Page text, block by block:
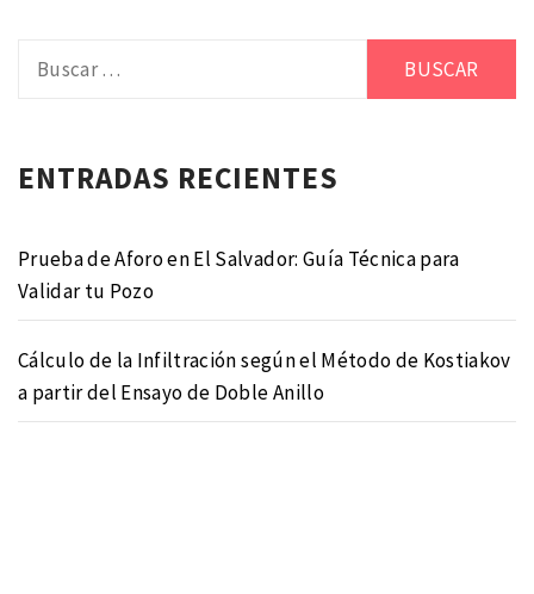
ENTRADAS RECIENTES
Prueba de Aforo en El Salvador: Guía Técnica para
Validar tu Pozo
Cálculo de la Infiltración según el Método de Kostiakov
a partir del Ensayo de Doble Anillo